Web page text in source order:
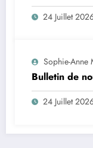
24 Juillet
Sophie-Anne
Bulletin de
24 Juillet